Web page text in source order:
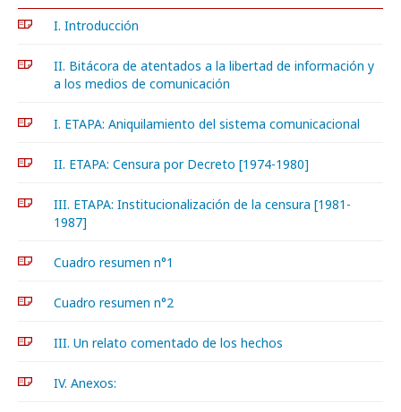
I. Introducción
II. Bitácora de atentados a la libertad de información y
a los medios de comunicación
I. ETAPA: Aniquilamiento del sistema comunicacional
II. ETAPA: Censura por Decreto [1974-1980]
III. ETAPA: Institucionalización de la censura [1981-
1987]
Cuadro resumen n°1
Cuadro resumen n°2
III. Un relato comentado de los hechos
IV. Anexos: